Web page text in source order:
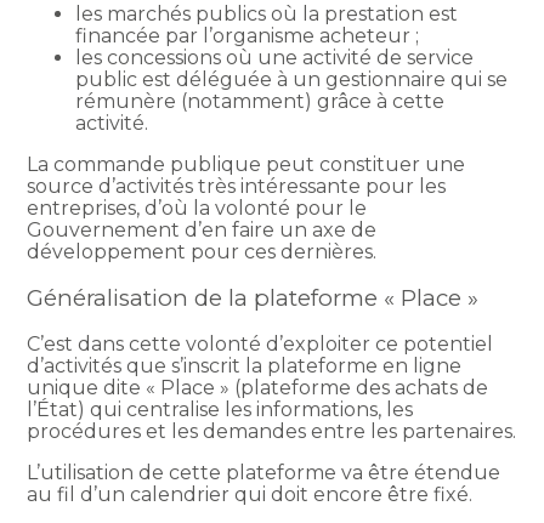
les marchés publics où la prestation est
financée par l’organisme acheteur ;
les concessions où une activité de service
public est déléguée à un gestionnaire qui se
rémunère (notamment) grâce à cette
activité.
La commande publique peut constituer une
source d’activités très intéressante pour les
entreprises, d’où la volonté pour le
Gouvernement d’en faire un axe de
développement pour ces dernières.
Généralisation de la plateforme « Place »
C’est dans cette volonté d’exploiter ce potentiel
d’activités que s’inscrit la plateforme en ligne
unique dite « Place » (plateforme des achats de
l’État) qui centralise les informations, les
procédures et les demandes entre les partenaires.
L’utilisation de cette plateforme va être étendue
au fil d’un calendrier qui doit encore être fixé.